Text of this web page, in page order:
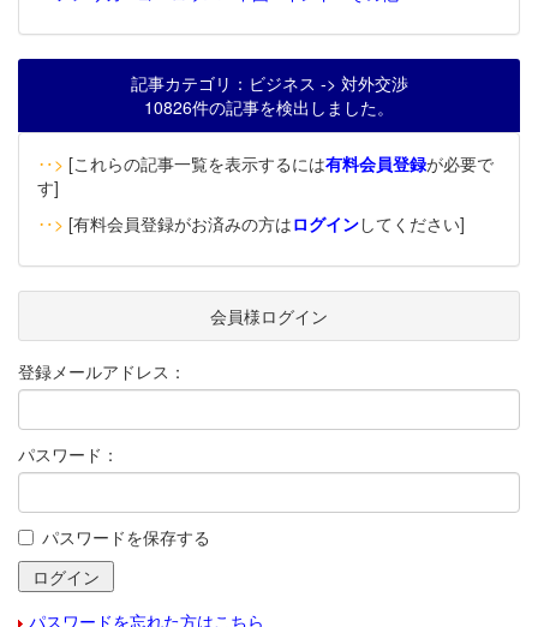
記事カテゴリ：ビジネス -> 対外交渉
10826件の記事を検出しました。
‥> [これらの記事一覧を表示するには有料会員登録が必要で
す]
‥> [有料会員登録がお済みの方はログインしてください]
会員様ログイン
登録メールアドレス：
パスワード：
パスワードを保存する
パスワードを忘れた方はこちら